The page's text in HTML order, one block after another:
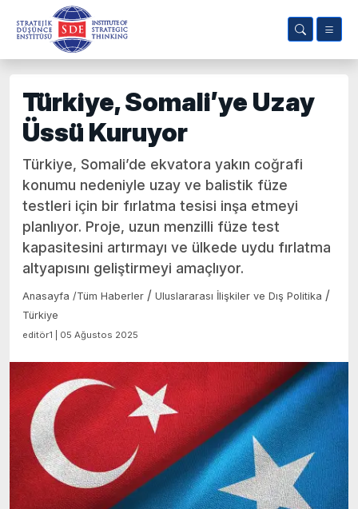
Türkiye, Somali’ye Uzay
Üssü Kuruyor
Türkiye, Somali’de ekvatora yakın coğrafi
konumu nedeniyle uzay ve balistik füze
testleri için bir fırlatma tesisi inşa etmeyi
planlıyor. Proje, uzun menzilli füze test
kapasitesini artırmayı ve ülkede uydu fırlatma
altyapısını geliştirmeyi amaçlıyor.
Anasayfa /Tüm Haberler / Uluslararası İlişkiler ve Dış Politika /
Türkiye
editör1 | 05 Ağustos 2025